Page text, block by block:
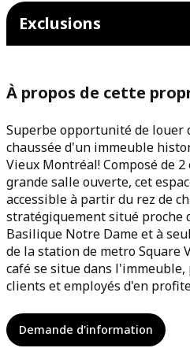
Exclusions
À propos de cette
Superbe opportunité de louer
chaussée d'un immeuble
Vieux Montréal! Composé de 2
grande salle ouverte, cet
accessible à partir du rez de
stratégiquement situé proche
Basilique Notre Dame et à
de la station de metro Square
café se situe dans
clients et employés d'en
Demande d'information